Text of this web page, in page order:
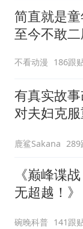
简直就是童
至今不敢
不看动漫 186跟
有真实故
对夫妇克
鹿鲨Sakana 289
《巅峰谍
无超越！》
碗晚科普 141跟